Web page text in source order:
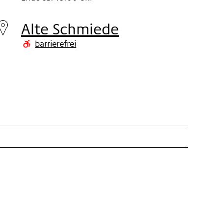
NovAlte Schmiede
barrierefrei